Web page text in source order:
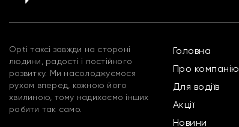
Opti таксі завжди на стороні
людини, радості і постійного
розвитку. Ми насолоджуємося
рухом вперед, кожною його
хвилиною, тому надихаємо інших
робити так само.
Головна
Про компанію
Для водіїв
Акції
Новини